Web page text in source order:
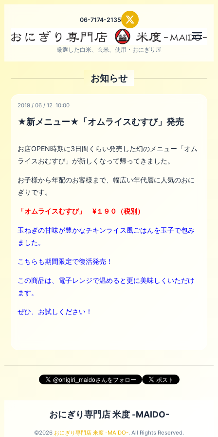
06-7174-2135
厳選した白米、玄米、使用・おにぎり屋
お知らせ
2019 /06 /12 10:00
★新メニュー★「オムライスむすび」発売
お店OPEN時期に3日間くらい発売した幻のメニュー「オム
ライスおむすび」が新しくなって帰ってきました。
お子様から年配のお客様まで、幅広い年代層に人気のおに
ぎりです。
「オムライスむすび」 ¥１９０（税別）
玉ねぎの甘味が豊かなチキンライス風ごはんを玉子で包み
ました。
こちらも期間限定で復活発売！
この商品は、電子レンジで温めると更に美味しくいただけ
ます。
ぜひ、お試しください！
おにぎり専門店 米度 -MAIDO-
©2026 おにぎり専門店 米度 -MAIDO-. All Rights Reserved.